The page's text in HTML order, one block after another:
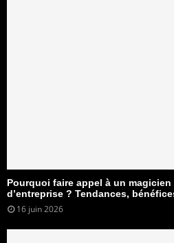
Pourquoi faire appel à un
d’entreprise ? Tendances,
16 juin 2026